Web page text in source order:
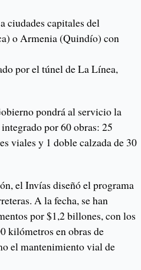
ciudades capitales del
o Armenia (Quindío) con
por el túnel de La Línea,
pondrá al servicio la
por 60 obras: 25
viales y 1 doble calzada de 30
el Invías diseñó el programa
A la fecha, se han
por $1,2 billones, con los
kilómetros en obras de
el mantenimiento vial de